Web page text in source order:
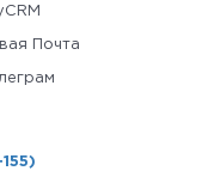
Почта